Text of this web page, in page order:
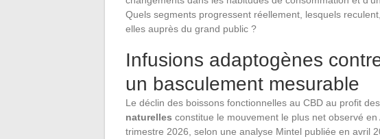
Quels segments progressent réellement, lesquels
elles auprès du grand public ?
Infusions adaptogènes
un basculement mesurable
Le déclin des boissons fonctionnelles au CBD au profit des
naturelles constitue le mouvement le plus net observé
trimestre 2026, selon une analyse Mintel publiée en avril